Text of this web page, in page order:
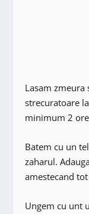
Lasam zmeura
strecuratoare
minimum 2
Batem cu un
zaharul.
amestecand
Ungem cu unt